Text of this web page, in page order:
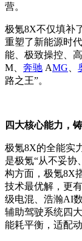
营。
极氪8X不仅填补
重塑了新能源时
能、极致操控、
M、 奔驰 AMG
路之王”。
四大核心能力，
极氪8X的全能实
是极氪“从不妥协
构方面，极氪8X
技术最优解，更
级电混、浩瀚AI
辅助驾驶系统四
能耗平衡，适配